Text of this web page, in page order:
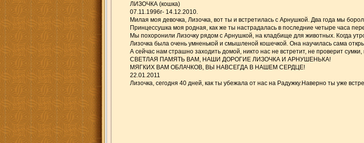
ЛИЗОЧКА (кошка)
07.11.1996г- 14.12.2010.
Милая моя девочка, Лизочка, вот ты и встретилась с Арнушкой. Два года мы
Принцессушка моя родная, как же ты настрадалась в последние четыре часа
Мы похоронили Лизочку рядом с Арнушкой, на кладбище для животных. Когда
Лизочка была очень умненькой и смышленой кошечкой. Она научилась сама
А сейчас нам страшно заходить домой, никто нас не встретит, не проверит
СВЕТЛАЯ ПАМЯТЬ ВАМ, НАШИ ДОРОГИЕ ЛИЗОЧКА И АРНУШЕНЬКА!
МЯГКИХ ВАМ ОБЛАЧКОВ, ВЫ НАВСЕГДА В НАШЕМ СЕРДЦЕ!
22.01.2011
Лизочка, сегодня 40 дней, как ты убежала от нас на Радужку.Наверно ты уже